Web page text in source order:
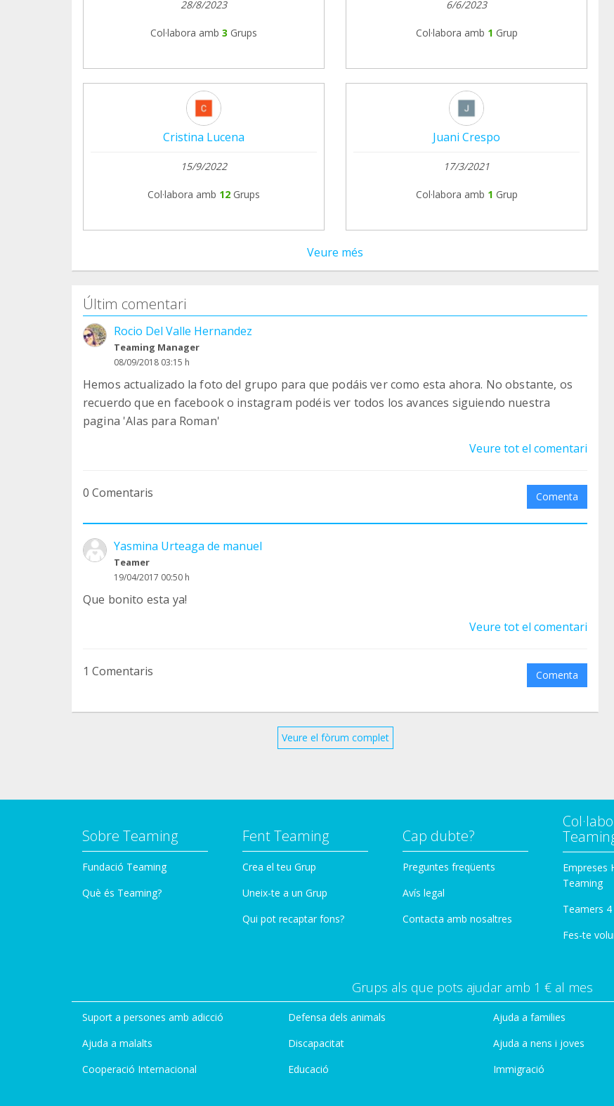
28/8/2023
Col·labora amb 3 Grups
6/6/2023
Col·labora amb 1 Grup
Cristina Lucena
15/9/2022
Col·labora amb 12 Grups
Juani Crespo
17/3/2021
Col·labora amb 1 Grup
Veure més
Últim comentari
Rocio Del Valle Hernandez
Teaming Manager
08/09/2018 03:15 h
Hemos actualizado la foto del grupo para que podáis ver como esta ahora. No obstante, os
recuerdo que en facebook o instagram podéis ver todos los avances siguiendo nuestra
pagina 'Alas para Roman'
Veure tot el comentari
0 Comentaris Comenta
Yasmina Urteaga de manuel
Teamer
19/04/2017 00:50 h
Que bonito esta ya!
Veure tot el comentari
1 Comentaris Comenta
Veure el fòrum complet
Sobre Teaming
Fundació Teaming
Què és Teaming?
Fent Teaming
Crea el teu Grup
Uneix-te a un Grup
Qui pot recaptar fons?
Cap dubte?
Preguntes freqüents
Avís legal
Contacta amb nosaltres
Empreses
Teaming
Teamers
Fes-te
Grups als que pots ajudar amb 1 € al mes
Suport a persones amb adicció
Ajuda a malalts
Cooperació Internacional
Defensa dels animals
Discapacitat
Educació
Ajuda a families
Ajuda a nens i joves
Immigració